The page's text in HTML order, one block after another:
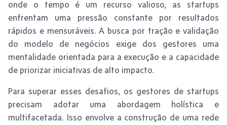
onde o tempo é um recurso valioso, as startups
enfrentam uma pressão constante por resultados
rápidos e mensuráveis. A busca por tração e validação
do modelo de negócios exige dos gestores uma
mentalidade orientada para a execução e a capacidade
de priorizar iniciativas de alto impacto.
Para superar esses desafios, os gestores de startups
precisam adotar uma abordagem holística e
multifacetada. Isso envolve a construção de uma rede